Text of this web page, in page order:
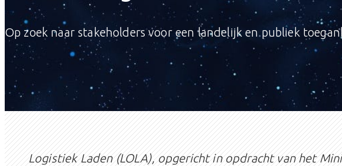
Op zoek naar stakeholders voor een landelijk en publiek
Logistiek Laden (LOLA), opgericht in opdracht van het